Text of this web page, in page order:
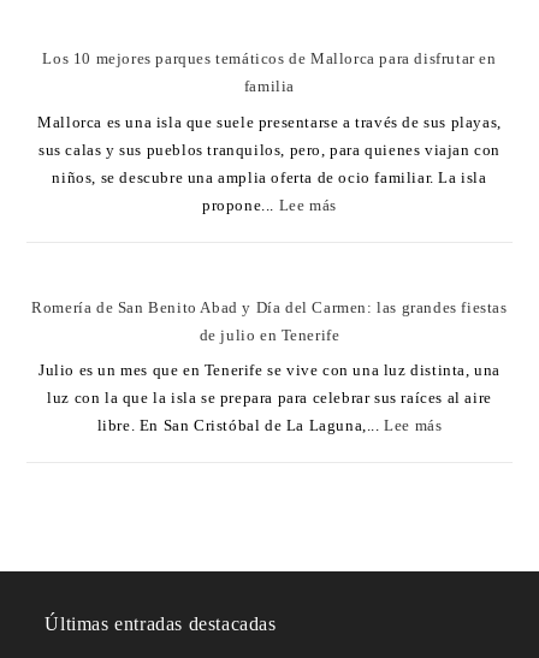
Los 10 mejores parques temáticos de Mallorca para disfrutar en
familia
Mallorca es una isla que suele presentarse a través de sus playas,
sus calas y sus pueblos tranquilos, pero, para quienes viajan con
niños, se descubre una amplia oferta de ocio familiar. La isla
propone... Lee más
Romería de San Benito Abad y Día del Carmen: las grandes fiestas
de julio en Tenerife
Julio es un mes que en Tenerife se vive con una luz distinta, una
luz con la que la isla se prepara para celebrar sus raíces al aire
libre. En San Cristóbal de La Laguna,...Lee más
Últimas entradas destacadas